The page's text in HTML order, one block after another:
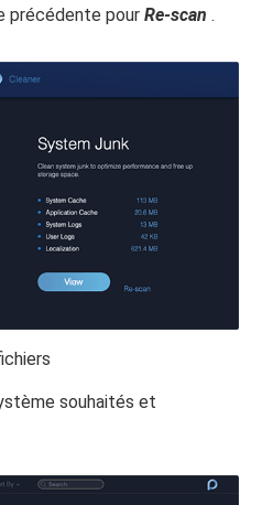
précédente pourRe-scan .
souhaités et